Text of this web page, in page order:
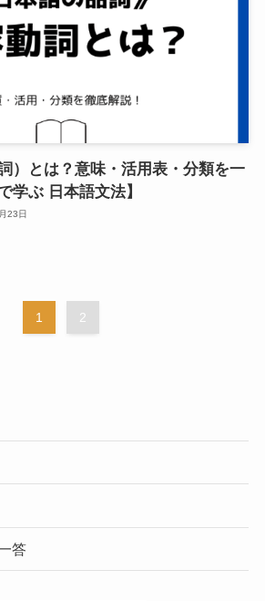
）とは？意味・活用表・分類を一
学ぶ 日本語文法】
23日
1 2
答